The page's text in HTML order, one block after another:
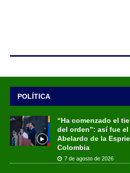
POLÍTICA
“Ha comenzado el
del orden”: así fue
Abelardo de la
Colombia
7 de agosto de 2026